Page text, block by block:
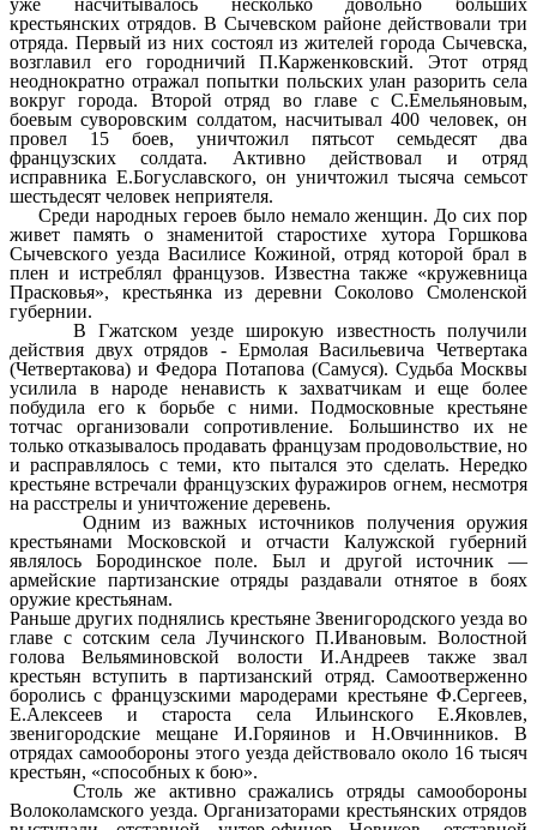
крестьянских отрядов. В Сычевском районе действовали три
отряда. Первый из них состоял из жителей города Сычевска,
возглавил его городничий П.Карженковский. Этот отряд
неоднократно отражал попытки польских улан разорить села
вокруг города. Второй отряд во главе с С.Емельяновым,
боевым суворовским солдатом, насчитывал 400 человек, он
провел 15 боев, уничтожил пятьсот семьдесят два
французских солдата. Активно действовал и отряд
исправника Е.Богуславского, он уничтожил тысяча семьсот
шестьдесят человек неприятеля.
Среди народных героев было немало женщин. До сих пор
живет память о знаменитой старостихе хутора Горшкова
Сычевского уезда Василисе Кожиной, отряд которой брал в
плен и истреблял французов. Известна также «кружевница
Прасковья», крестьянка из деревни Соколово Смоленской
губернии.
В Гжатском уезде широкую известность получили
действия двух отрядов - Ермолая Васильевича Четвертака
(Четвертакова) и Федора Потапова (Самуся). Судьба Москвы
усилила в народе ненависть к захватчикам и еще более
побудила его к борьбе с ними. Подмосковные крестьяне
тотчас организовали сопротивление. Большинство их не
только отказывалось продавать французам продовольствие, но
и расправлялось с теми, кто пытался это сделать. Нередко
крестьяне встречали французских фуражиров огнем, несмотря
на расстрелы и уничтожение деревень.
Одним из важных источников получения оружия
крестьянами Московской и отчасти Калужской губерний
являлось Бородинское поле. Был и другой источник —
армейские партизанские отряды раздавали отнятое в боях
оружие крестьянам.
Раньше других поднялись крестьяне Звенигородского уезда во
главе с сотским села Лучинского П.Ивановым. Волостной
голова Вельяминовской волости И.Андреев также звал
крестьян вступить в партизанский отряд. Самоотверженно
боролись с французскими мародерами крестьяне Ф.Сергеев,
Е.Алексеев и староста села Ильинского Е.Яковлев,
звенигородские мещане И.Горяинов и Н.Овчинников. В
отрядах самообороны этого уезда действовало около 16 тысяч
крестьян, «способных к бою».
Столь же активно сражались отряды самообороны
Волоколамского уезда. Организаторами крестьянских отрядов